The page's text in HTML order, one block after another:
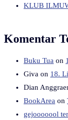
KLUB
Komentar
Buku Tua on
Giva on 18.
Dian
BookArea on
gejooooool